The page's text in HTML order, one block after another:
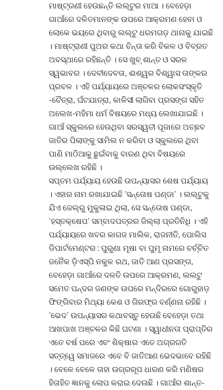
ମାଷ୍ଟ୍ରଣୀ ହେଉଛନ୍ତି ଲଲ୍‌ଟୁର ମାଆ । ବେହେଡ଼ା
ଗାଆଁରେ ଦଳିତମାନଙ୍କ ଉପରେ ଆକ୍ରମଣ ହେବା ଓ
ଲୋକେ ଭୟରେ ଥିବାରୁ ଲଲ୍‌ଟୁ ଧରମଗଡ଼ ଥାନାକୁ ଯାଇଛି
। ମାଷ୍ଟ୍ରାଣୀ ପୁଅର କଥା ଚିନ୍ତା କରି ବିକଳ ଓ ବିବ୍ରତ
ଅବସ୍ଥାରେ ରହିଛନ୍ତି । ସେ ଖୁବ୍ ଶାନ୍ତ ଓ ସରଳ
ସ୍ୱଭାବର । ଦେବୀଦେବତା, ଈଶ୍ୱର ବିଶ୍ୱାସ ତାଙ୍କର
ପ୍ରବଳ । ଏହି ପର୍ଯ୍ୟାୟରେ ଅଞ୍ଚଳର ଲୋକସଂସ୍କୃତି
-ଚୈତ୍ରା, ଘଁଟଯାତ୍ରା, କାଳିସୀ ଲାଗିବା ପ୍ରସଙ୍ଗ ସହିତ
ଅଲେଖ-ମହିମା ଧର୍ମ ବିଷୟରେ ମଧ୍ୟ ଲେଖାଯାଇଛି ।
ଗାଆଁ ସ୍କୁଲରେ ହେଉଥିବା ସରସ୍ୱତୀ ପୂଜାରେ ଅଚ୍ଛବ
ଜାତିର ପିଲାଙ୍କୁ ସାମିଲ ନ କରିବା ଓ ସ୍କୁଲରେ ଥିବା
ପାଣି ମାଠିଆକୁ ଛୁଇଁବାକୁ ବାରଣ ଥିବା ବିଷୟରେ
ଉଲ୍ଲେଖ ରହିଛି ।
ସପ୍ତମ ପର୍ଯ୍ୟାୟ ହେଉଛି ଉପନ୍ୟାସର ଶେଷ ପର୍ଯ୍ୟାୟ
। ଏହାର ନାମ ରଖାଯାଇଛି ‘ସନ୍ତୋଷ ପଣ୍ଡା’ । ଲଲ୍‌ଟୁକୁ
ଯିଏ ଜେଲ୍‌ରୁ ମୁକୁଳାଇ ଥିଲା, ସେ ସନ୍ତୋଷ ପଣ୍ଡା,
‘ହସ୍ତକ୍ଷେପ’ ସମ୍ବାଦପତ୍ରର ଜିଲ୍ଲା ପ୍ରତିନିଧି । ଏହି
ପର୍ଯ୍ୟାୟରେ ଖବର କାଗଜ ମାଲିକ, ରାଜନୀତି, ପୋଲିସ
ଡିପାର୍ଟମେଣ୍ଟର : ପୁରୁଣା ମୂଷା ବା ପୁମୂ ନାମରେ ଚର୍ଚ୍ଚିତ
ଜନୈକ ଡ଼ିଏସ୍‌ପି ନକୁଳ ରଥ, ଜାତି ଆଣ ପ୍ରସଙ୍ଗ,
ବେହେଡ଼ା ଗାଆଁରେ ଦଳତି ଉପରେ ଆକ୍ରମଣ, ଲଲଟୁ
ସମେତ ପନ୍ଦର ଜଣଙ୍କ ଉପରେ ମନ୍ଦିରରେ ଗୋରୁହାଡ଼
ଫିଙ୍ଗିବାର ମିଥ୍ୟା କେଶ ଓ ଗିରଫ୍‌ର ବର୍ଣ୍ଣନା ରହିଛି ।
‘ଭେଦ’ ଉପନ୍ୟାସର କଥାବସ୍ତୁ ହେଉଛି ବେହେଡ଼ା ତଥା
ଆଖପାଖ ଅଞ୍ଚଳର କିଛି ଘଟଣା । ସ୍ୱାଧୀନତା ପ୍ରାପ୍ତିର
ଏତେ ବର୍ଷ ପରେ ଏବଂ ଶିକ୍ଷାର ଏତେ ଅଗ୍ରଗତି
ସତ୍ତ୍ୱେ ସମାଜରେ ଏବେ ବି ଜାତିଆଣ ଭେଦଭାବେ ରହିଛି
। ବେଳେ ବେଳେ ତାହା ଉଗ୍ରରୂପ ଧାରଣ କରି ମଣିଷର
ହିତାହିତ ଜ୍ଞାନକୁ ଲୋପ କରାଇ ଦେଉଛି । ଗାଆଁର ଶାନ୍ତ-